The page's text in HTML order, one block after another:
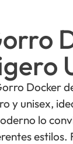
Docker
y unisex,
lo
estilos.